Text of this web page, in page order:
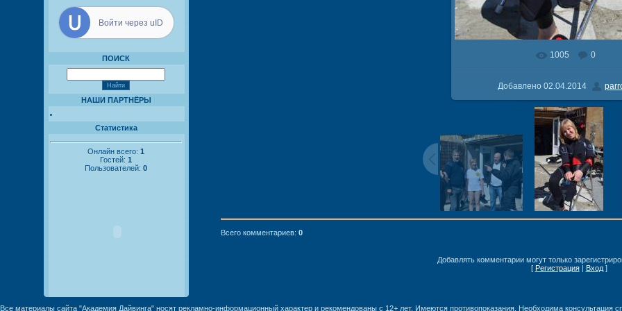
Войти через uID
ПОИСК
НАШИ ПАРТНЁРЫ
Статистика
Онлайн всего: 1
Гостей: 1
Пользователей: 0
В реальном размере 1059x1600
1005 0
Добавлено 02.04.2014
Всего комментариев: 0
Добавлять комментарии могут только
[ Регистрация| Вход]
Все материалы сайта "Академия Дайвинга" носят рекламно-информационный характер и рекомендованы с 12+ лет. Имеются противопоказания. Необходима консультация